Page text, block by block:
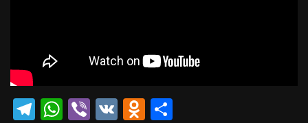
Telegram
WhatsApp
Viber
VK Odnoklassniki